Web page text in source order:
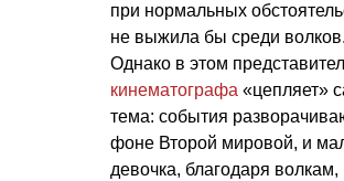
при нормальных
не выжила бы среди волков.
Однако в этом
кинематографа «цепляет»
тема: события
фоне Второй мировой, и
девочка, благодаря волкам,